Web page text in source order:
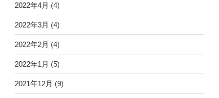
2022年4月 (4)
2022年3月 (4)
2022年2月 (4)
2022年1月 (5)
2021年12月 (9)